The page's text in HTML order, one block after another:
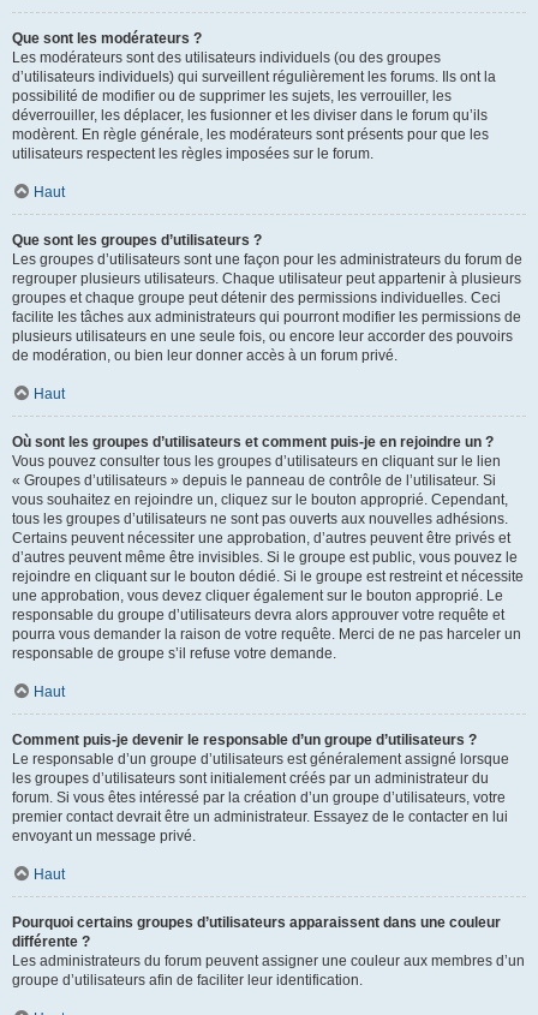
Que sont les modérateurs ?
Les modérateurs sont des utilisateurs individuels (ou des groupes
d’utilisateurs individuels) qui surveillent régulièrement les forums. Ils ont la
possibilité de modifier ou de supprimer les sujets, les verrouiller, les
déverrouiller, les déplacer, les fusionner et les diviser dans le forum qu’ils
modèrent. En règle générale, les modérateurs sont présents pour que les
utilisateurs respectent les règles imposées sur le forum.
Haut
Que sont les groupes d’utilisateurs ?
Les groupes d’utilisateurs sont une façon pour les administrateurs du forum de
regrouper plusieurs utilisateurs. Chaque utilisateur peut appartenir à plusieurs
groupes et chaque groupe peut détenir des permissions individuelles. Ceci
facilite les tâches aux administrateurs qui pourront modifier les permissions de
plusieurs utilisateurs en une seule fois, ou encore leur accorder des pouvoirs
de modération, ou bien leur donner accès à un forum privé.
Haut
Où sont les groupes d’utilisateurs et comment puis-je en rejoindre un ?
Vous pouvez consulter tous les groupes d’utilisateurs en cliquant sur le lien
« Groupes d’utilisateurs » depuis le panneau de contrôle de l’utilisateur. Si
vous souhaitez en rejoindre un, cliquez sur le bouton approprié. Cependant,
tous les groupes d’utilisateurs ne sont pas ouverts aux nouvelles adhésions.
Certains peuvent nécessiter une approbation, d’autres peuvent être privés et
d’autres peuvent même être invisibles. Si le groupe est public, vous pouvez le
rejoindre en cliquant sur le bouton dédié. Si le groupe est restreint et nécessite
une approbation, vous devez cliquer également sur le bouton approprié. Le
responsable du groupe d’utilisateurs devra alors approuver votre requête et
pourra vous demander la raison de votre requête. Merci de ne pas harceler un
responsable de groupe s’il refuse votre demande.
Haut
Comment puis-je devenir le responsable d’un groupe d’utilisateurs ?
Le responsable d’un groupe d’utilisateurs est généralement assigné lorsque
les groupes d’utilisateurs sont initialement créés par un administrateur du
forum. Si vous êtes intéressé par la création d’un groupe d’utilisateurs, votre
premier contact devrait être un administrateur. Essayez de le contacter en lui
envoyant un message privé.
Haut
Pourquoi certains groupes d’utilisateurs apparaissent dans une couleur
différente ?
Les administrateurs du forum peuvent assigner une couleur aux membres d’un
groupe d’utilisateurs afin de faciliter leur identification.